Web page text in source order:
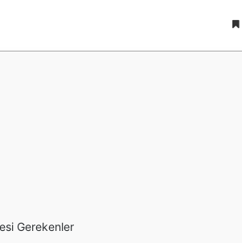
Gerekenler